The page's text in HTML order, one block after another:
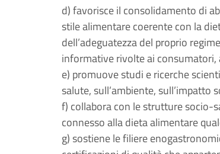
d) favorisce il consolidamento di
stile alimentare coerente con la
dell’adeguatezza del proprio
informative rivolte ai consumatori,
e) promuove studi e ricerche
salute, sull’ambiente, sull’impatto
f) collabora con le strutture socio-
connesso alla dieta alimentare
g) sostiene le filiere